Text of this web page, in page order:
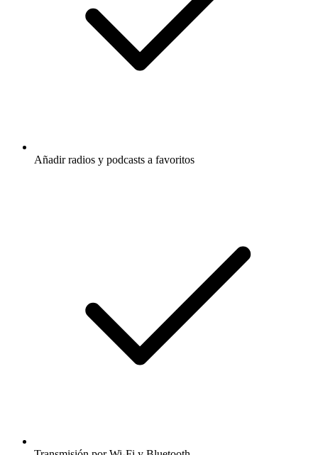
Añadir radios y podcasts a favoritos